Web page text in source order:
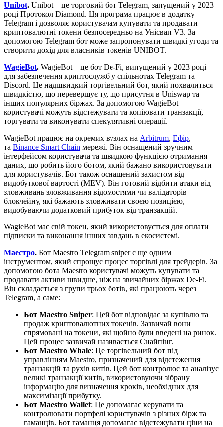
Unibot. Unibot – це торговий бот Telegram, запущений у 2023
році Протокол Diamond. Ця програма працює в додатку
Telegram і дозволяє користувачам купувати та продавати
криптовалютні токени безпосередньо на Унісвап V3. За
допомогою Telegram бот може запропонувати швидкі угоди та
створити дохід для власників токенів UNIBOT.
WagieBot. WagieBot – це бот De-Fi, випущений у 2023 році
для забезпечення криптослужб у спільнотах Telegram та
Discord. Це надшвидкий торгівельний бот, який похвалиться
швидкістю, що перевершує ту, що присутня в Uniswap та
інших популярних біржах. За допомогою WagieBot
користувачі можуть відстежувати та копіювати транзакції,
торгувати та виконувати спекулятивні операції.
WagieBot працює на окремих вузлах на Arbitrum, Ефір,
та Binance Smart Chain мережі. Він оснащений зручним
інтерфейсом користувача та швидкою функцією отримання
даних, що робить його ботом, який бажано використовувати
для користувачів. Бот також оснащений захистом від
видобуткової вартості (MEV). Він готовий відбити атаки від
зловживань зловживання відомостями чи валідаторів
блокчейну, які бажають зловживати своєю позицією,
видобуваючи додатковий прибуток від транзакцій.
WagieBot має свій токен, який використовується для оплати
підписки та виконання інших завдань в екосистемі.
Маестро. Бот Maestro Telegram sniper є ще одним
інструментом, який спрощує процес торгівлі для трейдерів. За
допомогою бота Maestro користувачі можуть купувати та
продавати активи швидше, ніж на звичайних біржах De-Fi.
Він складається з групи трьох ботів, які працюють через
Telegram, а саме:
Бот Maestro Sniper: Цей бот відповідає за купівлю та
продаж криптовалютних токенів. Зазвичай вони
спрямовані на токени, які щойно були введені на ринок.
Цей процес зазвичай називається Снайпінг.
Бот Maestro Whale: Це торгівельний бот під
управлінням Maestro, призначений для відстеження
транзакцій та рухів китів. Цей бот контролює та аналізує
великі транзакції китів, використовуючи зібрану
інформацію для визначення кроків, необхідних для
максимізації прибутку.
Бот Maestro Wallet: Це допомагає керувати та
контролювати портфелі користувачів з різних бірж та
гаманців. Бот гаманця допомагає відстежувати ціни на